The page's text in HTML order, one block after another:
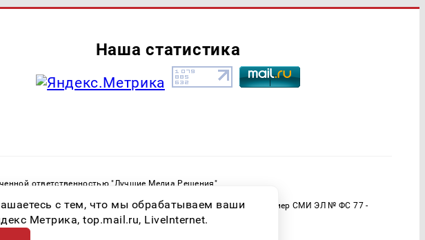
Наша статистика
ответственностью "Лучшие Медиа Решения"
и массовых коммуникаций (Роскомнадзор) Регистрационный номер СМИ ЭЛ № ФС 77 -
с тем, что мы обрабатываем ваши
Метрика, top.mail.ru, LiveInternet.